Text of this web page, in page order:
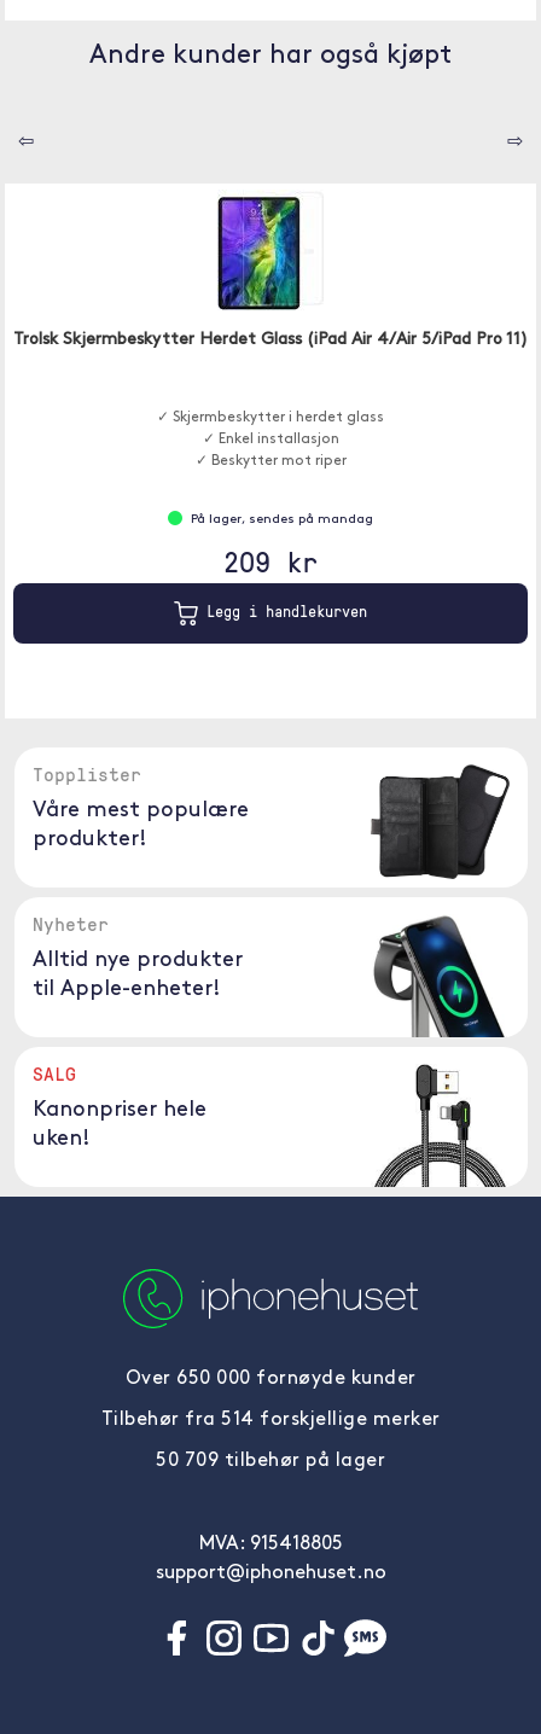
Andre kunder har også kjøpt
⇦ ⇨
Trolsk Skjermbeskytter Herdet Glass (iPad Air 4/Air 5/iPad Pro 11)
✓ Skjermbeskytter i herdet glass
✓ Enkel installasjon
✓ Beskytter mot riper
På lager, sendes på mandag
209 kr
Legg i handlekurven
Topplister
Våre mest populære
produkter!
Nyheter
Alltid nye produkter
til Apple-enheter!
SALG
Kanonpriser hele
uken!
Over 650 000 fornøyde kunder
Tilbehør fra 514 forskjellige merker
50 709 tilbehør på lager
MVA: 915418805
support@iphonehuset.no